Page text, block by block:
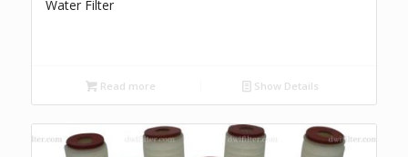
Water Filter
Read more Show Details